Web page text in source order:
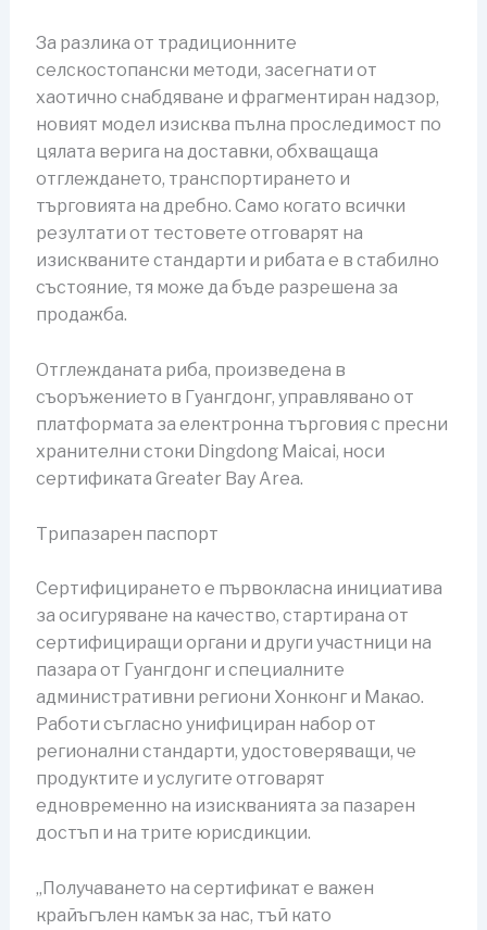
За разлика от традиционните
селскостопански методи, засегнати от
хаотично снабдяване и фрагментиран надзор,
новият модел изисква пълна проследимост по
цялата верига на доставки, обхващаща
отглеждането, транспортирането и
търговията на дребно. Само когато всички
резултати от тестовете отговарят на
изискваните стандарти и рибата е в стабилно
състояние, тя може да бъде разрешена за
продажба.
Отглежданата риба, произведена в
съоръжението в Гуангдонг, управлявано от
платформата за електронна търговия с пресни
хранителни стоки Dingdong Maicai, носи
сертификата Greater Bay Area.
Трипазарен паспорт
Сертифицирането е първокласна инициатива
за осигуряване на качество, стартирана от
сертифициращи органи и други участници на
пазара от Гуангдонг и специалните
административни региони Хонконг и Макао.
Работи съгласно унифициран набор от
регионални стандарти, удостоверяващи, че
продуктите и услугите отговарят
едновременно на изискванията за пазарен
достъп и на трите юрисдикции.
„Получаването на сертификат е важен
крайъгълен камък за нас, тъй като